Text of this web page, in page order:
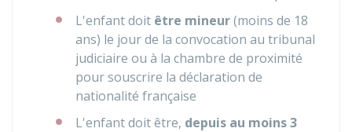
L'enfant doit être mineur(moins de 18
ans) le jour de la convocation au tribunal
judiciaire ou à la chambre de proximité
pour souscrire la déclaration de
nationalité française
L'enfant doit être, depuis au moins 3